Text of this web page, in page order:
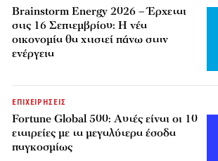
Brainstorm Energy 2026 – Έρχεται
στις 16 Σεπτεμβρίου: Η νέα
οικονομία θα χτιστεί πάνω στην
ενέργεια
ΕΠΙΧΕΙΡΗΣΕΙΣ
Fortune Global 500: Αυτές είναι οι 10
εταιρείες με τα μεγαλύτερα έσοδα
παγκοσμίως